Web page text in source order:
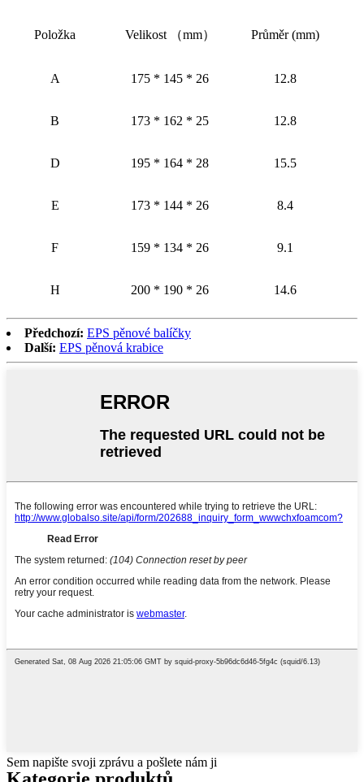
Položka Velikost （mm） Průměr (mm)
A 175 * 145 * 26 12.8
B 173 * 162 * 25 12.8
D 195 * 164 * 28 15.5
E 173 * 144 * 26 8.4
F 159 * 134 * 26 9.1
H 200 * 190 * 26 14.6
Předchozí: EPS pěnové balíčky
Další: EPS pěnová krabice
Sem napište svoji zprávu a pošlete nám ji